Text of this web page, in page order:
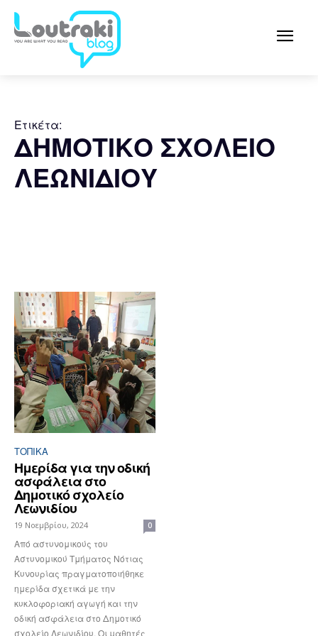
Ετικέτα:
ΔΗΜΟΤΙΚΟ ΣΧΟΛΕΙΟ
ΛΕΩΝΙΔΙΟΥ
ΤΟΠΙΚΑ
Ημερίδα για την οδική
ασφάλεια στο
Δημοτικό σχολείο
Λεωνιδίου
19 Νοεμβρίου, 2024 0
Από αστυνομικούς του
Αστυνομικού Τμήματος Νότιας
Κυνουρίας πραγματοποιήθηκε
ημερίδα σχετικά με την
κυκλοφοριακή αγωγή και την
οδική ασφάλεια στο Δημοτικό
σχολείο Λεωνιδίου. Οι μαθητές